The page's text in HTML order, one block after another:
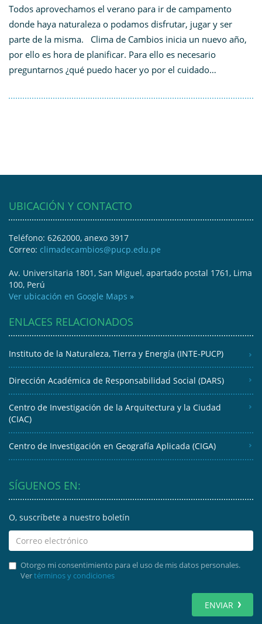
Todos aprovechamos el verano para ir de campamento
donde haya naturaleza o podamos disfrutar, jugar y ser
parte de la misma. Clima de Cambios inicia un nuevo año,
por ello es hora de planificar. Para ello es necesario
preguntarnos ¿qué puedo hacer yo por el cuidado…
UBICACIÓN Y CONTACTO
Teléfono: 6262000, anexo 3917
Correo: climadecambios@pucp.edu.pe
Av. Universitaria 1801, San Miguel, apartado postal 1761, Lima
100, Perú
Ver ubicación en Google Maps »
ENLACES RELACIONADOS
Instituto de la Naturaleza, Tierra y Energía (INTE-PUCP)
Dirección Académica de Responsabilidad Social (DARS)
Centro de Investigación de la Arquitectura y la Ciudad
(CIAC)
Centro de Investigación en Geografía Aplicada (CIGA)
SÍGUENOS EN:
O, suscríbete a nuestro boletín
Otorgo mi consentimiento para el uso de mis datos personales.
Vertérminos y condiciones
ENVIAR